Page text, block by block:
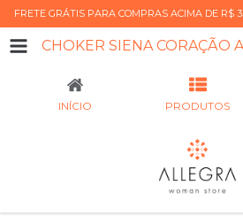
FRETE GRÁTIS PARA COMPRAS ACIMA DE R$
INÍCIO PRODUTOS